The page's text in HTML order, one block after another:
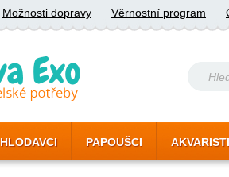
Možnosti dopravy Věrnostní program
HLODAVCI PAPOUŠCI